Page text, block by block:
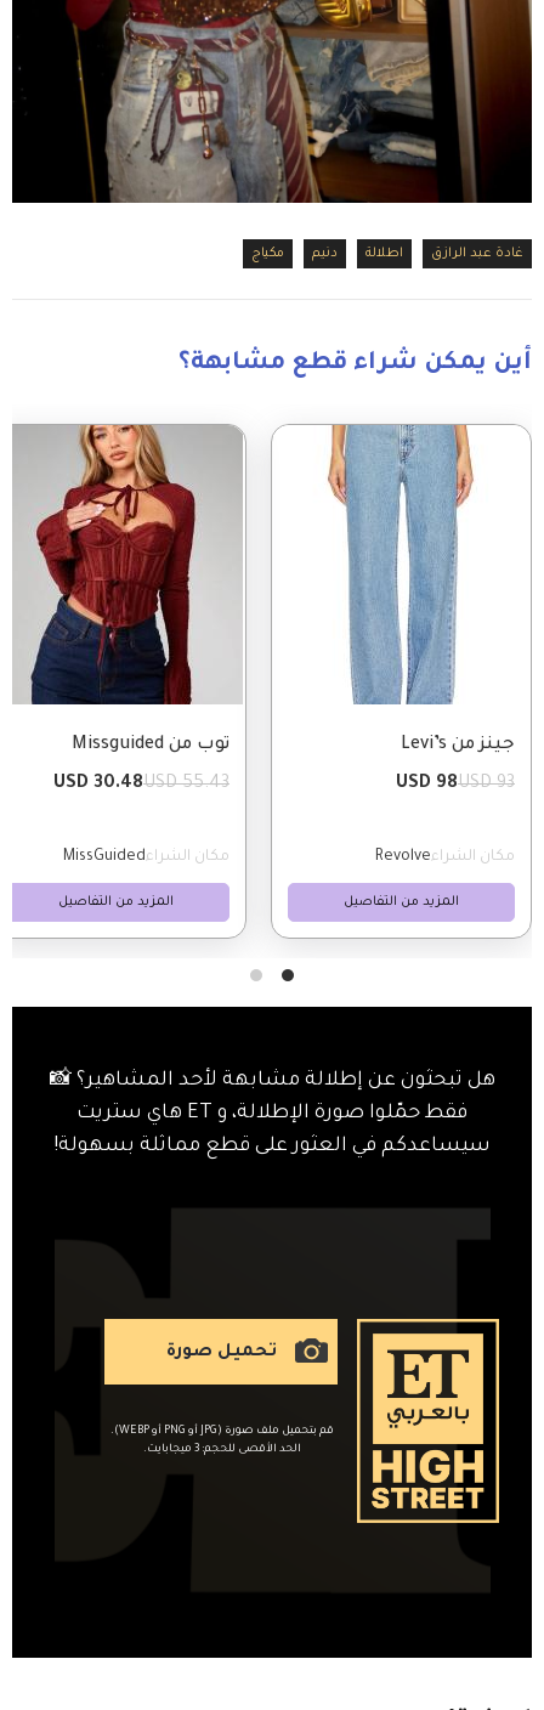
غادة عبد الرازق اطلالة دنيم مكياج
أين يمكن شراء قطع مشابهة؟
Image
جينز من Levi’s
93 USD
98 USD
مكان الشراءRevolve
المزيد من التفاصيل
Image
توب من Missguided
55.43 USD
30.48 USD
مكان الشراءMissGuided
المزيد من التفاصيل
هل تبحثون عن إطلالة مشابهة لأحد المشاهير؟ 📸
فقط حمّلوا صورة الإطلالة، و ET هاي ستريت
سيساعدكم في العثور على قطع مماثلة بسهولة!
تحميل صورة
قم بتحميل ملف صورة (JPG أو PNG أو WEBP).
الحد الأقصى للحجم: 3 ميجابايت.